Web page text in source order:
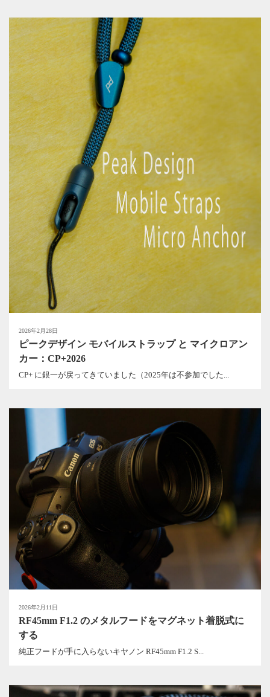
2026年2月28日
ピークデザイン モバイルストラップ と マイクロアン
カー：CP+2026
CP+ に銀一が戻ってきていました（2025年は不参加でした...
2026年2月11日
RF45mm F1.2 のメタルフードをマグネット着脱式に
する
純正フードが手に入らないキヤノン RF45mm F1.2 S...